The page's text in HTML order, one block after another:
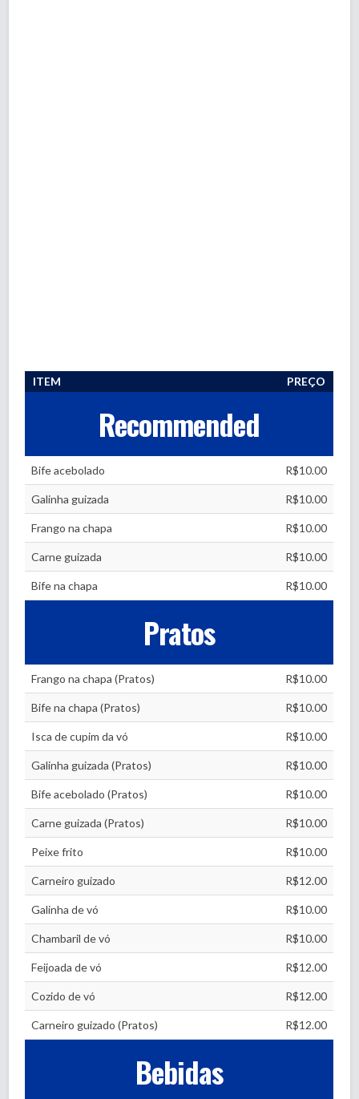
ITEM PREÇO
Recommended
Bife acebolado R$10.00
Galinha guizada R$10.00
Frango na chapa R$10.00
Carne guizada R$10.00
Bife na chapa R$10.00
Pratos
Frango na chapa (Pratos) R$10.00
Bife na chapa (Pratos) R$10.00
Isca de cupim da vó R$10.00
Galinha guizada (Pratos) R$10.00
Bife acebolado (Pratos) R$10.00
Carne guizada (Pratos) R$10.00
Peixe frito R$10.00
Carneiro guizado R$12.00
Galinha de vó R$10.00
Chambaril de vó R$10.00
Feijoada de vó R$12.00
Cozido de vó R$12.00
Carneiro guizado (Pratos) R$12.00
Bebidas